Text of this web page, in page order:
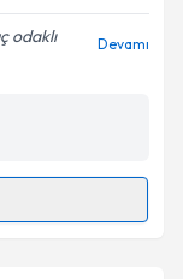
belirtilen
odaklı
Devamı